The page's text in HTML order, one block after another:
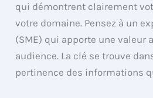
qui démontrent clairement
votre domaine. Pensez à un
(SME) qui apporte une valeur
audience. La clé se trouve
pertinence des informations